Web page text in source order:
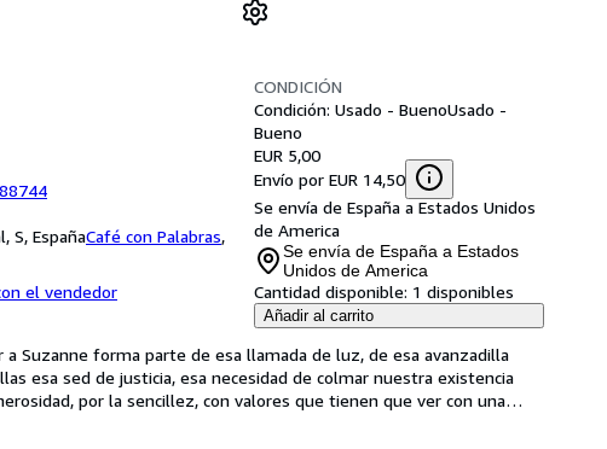
S, EspañaCafé con Palabras,
el vendedor
CONDICIÓN
Condición: Usado - BuenoUsado -
Bueno
EUR 5,00
Envío por EUR 14,50
Se envía de España a Estados Unidos
de America
Se envía de España a Estados
Unidos de America
Cantidad disponible: 1 disponibles
Añadir al carrito
a Suzanne forma parte de esa llamada de luz, de esa avanzadilla
esa sed de justicia, esa necesidad de colmar nuestra existencia
por la sencillez, con valores que tienen que ver con una…